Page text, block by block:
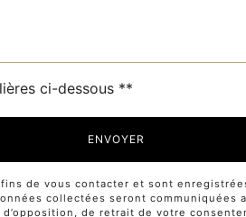
ci-dessous **
ENVOYER
de vous contacter et sont
collectées seront
de retrait de votre